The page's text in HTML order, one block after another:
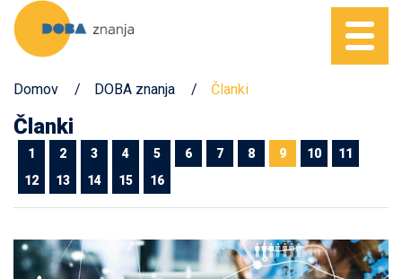
Domov DOBA znanja Članki
Članki
1 2 3 4 5 6 7 8 9 10
11
12
13 14 15 16